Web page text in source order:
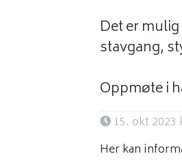
Det er
stavgang,
Oppmøte i
15. okt 2023
Her kan